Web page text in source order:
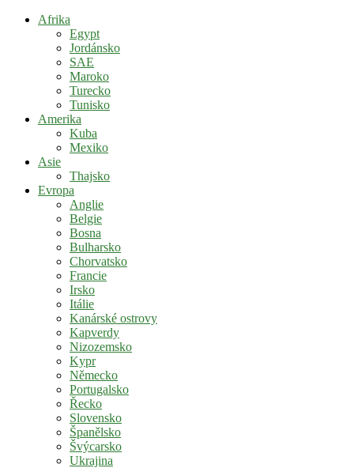
Afrika
Egypt
Jordánsko
SAE
Maroko
Turecko
Tunisko
Amerika
Kuba
Mexiko
Asie
Thajsko
Evropa
Anglie
Belgie
Bosna
Bulharsko
Chorvatsko
Francie
Irsko
Itálie
Kanárské ostrovy
Kapverdy
Nizozemsko
Kypr
Německo
Portugalsko
Řecko
Slovensko
Španělsko
Švýcarsko
Ukrajina